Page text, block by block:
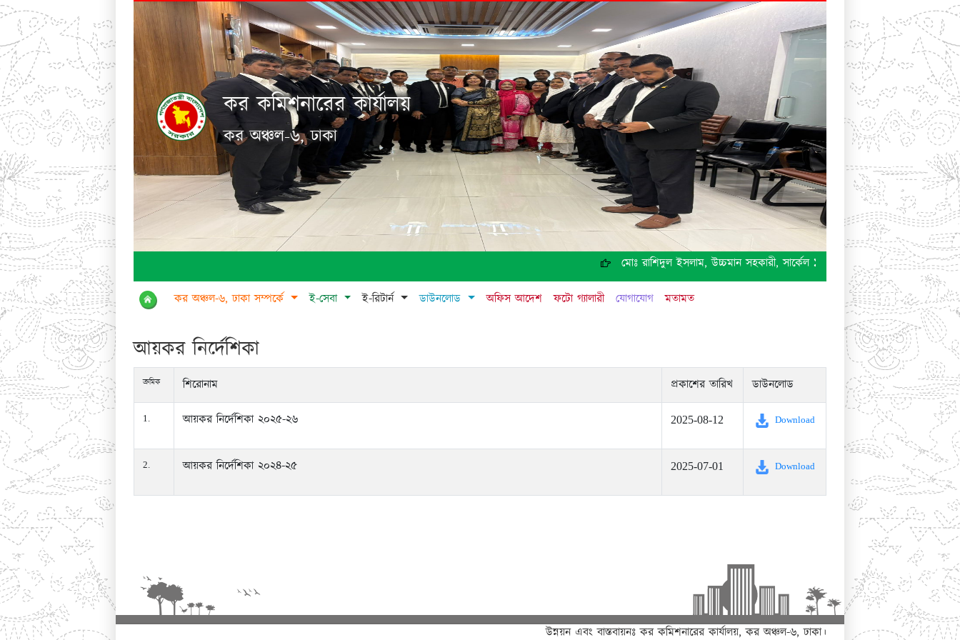
কর কমিশনারের কার্যালয়
কর অঞ্চল-৬, ঢাকা
মোঃ রাশিদুল ইসলাম, উচ্চমান সহকারী, সার্কেল ১১৭( কোম্পানিজ),কর অঞ্চল -০৬, ঢাকা
কর অঞ্চল-৬, ঢাকা সম্পর্কে ই-সেবা ই-রিটার্ন ডাউনলোড অফিস আদেশ ফটো গ্যালারী যোগাযোগ মতামত
আয়কর নির্দেশিকা
ক্রমিক শিরোনাম প্রকাশের তারিখ ডাউনলোড
1. আয়কর নির্দেশিকা ২০২৫-২৬ 2025-08-12 Download
2. আয়কর নির্দেশিকা ২০২৪-২৫ 2025-07-01 Download
উন্নয়ন এবং বাস্তবায়নঃ কর কমিশনারের কার্যালয়, কর অঞ্চল-৬, ঢাকা।